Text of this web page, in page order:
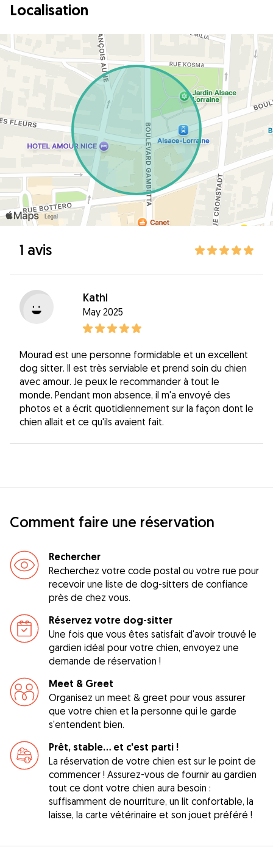
Localisation
1 avis
Kathi
May 2025
Mourad est une personne formidable et un excellent
dog sitter. Il est très serviable et prend soin du chien
avec amour. Je peux le recommander à tout le
monde. Pendant mon absence, il m'a envoyé des
photos et a écrit quotidiennement sur la façon dont le
chien allait et ce qu'ils avaient fait.
Comment faire une réservation
Rechercher
Recherchez votre code postal ou votre rue pour
recevoir une liste de dog-sitters de confiance
près de chez vous.
Réservez votre dog-sitter
Une fois que vous êtes satisfait d'avoir trouvé le
gardien idéal pour votre chien, envoyez une
demande de réservation !
Meet & Greet
Organisez un meet & greet pour vous assurer
que votre chien et la personne qui le garde
s'entendent bien.
Prêt, stable... et c'est parti !
La réservation de votre chien est sur le point de
commencer ! Assurez-vous de fournir au gardien
tout ce dont votre chien aura besoin :
suffisamment de nourriture, un lit confortable, la
laisse, la carte vétérinaire et son jouet préféré !